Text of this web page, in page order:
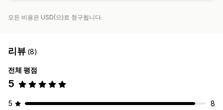
모든 비용은 USD(으)로 청구됩니다.
리뷰 (8)
전체 평점
5
5
8